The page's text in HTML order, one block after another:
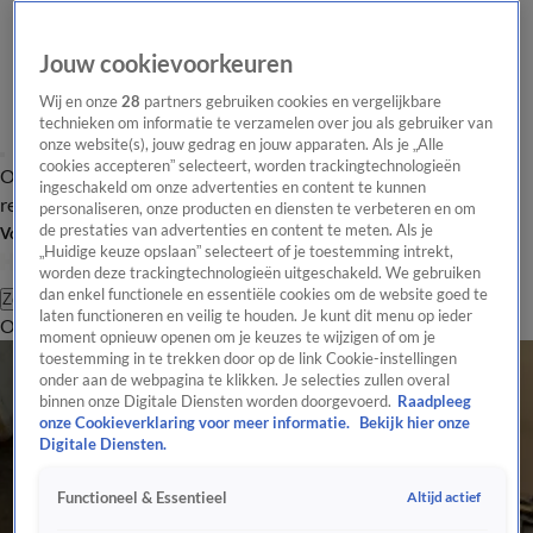
Overzicht Laatste nieuws Regionieuws Het beste van Hart
Tip de
redactie
Volg Hart van Nederland
Zoeken
OverzichtRegioUitzendingenWeerTip de redactiePanelVideo's
Jouw cookievoorkeuren
Wij en onze28 partners gebruiken cookies en vergelijkbare
technieken om informatie te verzamelen over jou als gebruiker van
onze website(s), jouw gedrag en jouw apparaten. Als je „Alle
cookies accepteren” selecteert, worden trackingtechnologieën
ingeschakeld om onze advertenties en content te kunnen
personaliseren, onze producten en diensten te verbeteren en om
de prestaties van advertenties en content te meten. Als je
„Huidige keuze opslaan” selecteert of je toestemming intrekt,
worden deze trackingtechnologieën uitgeschakeld. We gebruiken
dan enkel functionele en essentiële cookies om de website goed te
laten functioneren en veilig te houden. Je kunt dit menu op ieder
moment opnieuw openen om je keuzes te wijzigen of om je
toestemming in te trekken door op de link Cookie-instellingen
onder aan de webpagina te klikken. Je selecties zullen overal
binnen onze Digitale Diensten worden doorgevoerd. Raadpleeg
onze Cookieverklaring voor meer informatie.
Bekijk hier onze
Digitale Diensten.
Functioneel & Essentieel Altijd actief